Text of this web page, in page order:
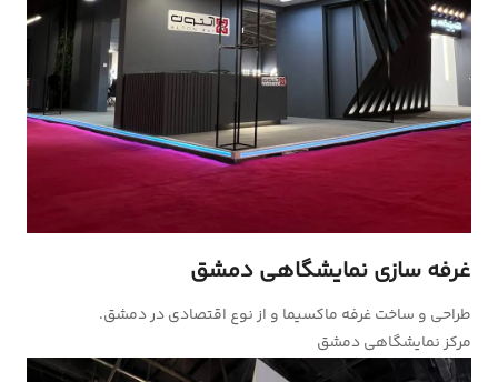
غرفه سازی نمایشگاهی دمشق
طراحی و ساخت غرفه ماکسیما و از نوع اقتصادی در دمشق.
مرکز نمایشگاهی دمشق